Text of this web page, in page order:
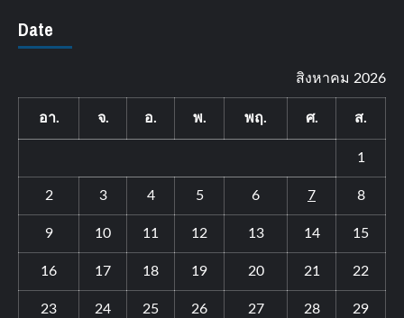
Date
สิงหาคม 2026
อา. จ. อ. พ. พฤ. ศ. ส.
1
2 3 4 5 6 7 8
9 10 11 12 13 14 15
16 17 18 19 20 21 22
23 24 25 26 27 28 29